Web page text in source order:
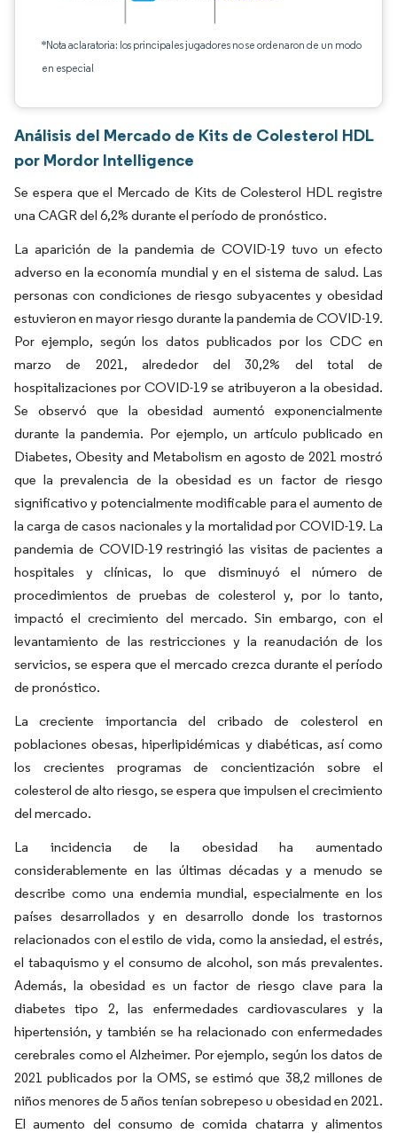
*Nota aclaratoria: los principales jugadores no se ordenaron de un modo
en especial
Análisis del Mercado de Kits de Colesterol HDL
por Mordor Intelligence
Se espera que el Mercado de Kits de Colesterol HDL registre
una CAGR del 6,2% durante el período de pronóstico.
La aparición de la pandemia de COVID-19 tuvo un efecto
adverso en la economía mundial y en el sistema de salud. Las
personas con condiciones de riesgo subyacentes y obesidad
estuvieron en mayor riesgo durante la pandemia de COVID-19.
Por ejemplo, según los datos publicados por los CDC en
marzo de 2021, alrededor del 30,2% del total de
hospitalizaciones por COVID-19 se atribuyeron a la obesidad.
Se observó que la obesidad aumentó exponencialmente
durante la pandemia. Por ejemplo, un artículo publicado en
Diabetes, Obesity and Metabolism en agosto de 2021 mostró
que la prevalencia de la obesidad es un factor de riesgo
significativo y potencialmente modificable para el aumento de
la carga de casos nacionales y la mortalidad por COVID-19. La
pandemia de COVID-19 restringió las visitas de pacientes a
hospitales y clínicas, lo que disminuyó el número de
procedimientos de pruebas de colesterol y, por lo tanto,
impactó el crecimiento del mercado. Sin embargo, con el
levantamiento de las restricciones y la reanudación de los
servicios, se espera que el mercado crezca durante el período
de pronóstico.
La creciente importancia del cribado de colesterol en
poblaciones obesas, hiperlipidémicas y diabéticas, así como
los crecientes programas de concientización sobre el
colesterol de alto riesgo, se espera que impulsen el crecimiento
del mercado.
La incidencia de la obesidad ha aumentado
considerablemente en las últimas décadas y a menudo se
describe como una endemia mundial, especialmente en los
países desarrollados y en desarrollo donde los trastornos
relacionados con el estilo de vida, como la ansiedad, el estrés,
el tabaquismo y el consumo de alcohol, son más prevalentes.
Además, la obesidad es un factor de riesgo clave para la
diabetes tipo 2, las enfermedades cardiovasculares y la
hipertensión, y también se ha relacionado con enfermedades
cerebrales como el Alzheimer. Por ejemplo, según los datos de
2021 publicados por la OMS, se estimó que 38,2 millones de
niños menores de 5 años tenían sobrepeso u obesidad en 2021.
El aumento del consumo de comida chatarra y alimentos